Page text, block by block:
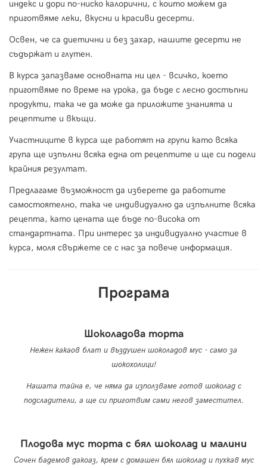
индекс и дори по-ниско калорични, с които можем да
приготвяме леки, вкусни и красиви десерти.
Освен, че са диетични и без захар, нашите десерти не
съдържат и глутен.
В курса запазваме основната ни цел - всичко, което
приготвяме по време на урока, да бъде с лесно достъпни
продукти, така че да може да приложите знанията и
рецептите и вкъщи.
Участниците в курса ще работят на групи като всяка
група ще изпълни всяка една от рецептите и ще си подели
крайния резултат.
Предлагаме възможност да изберете да работите
самостоятелно, така че индивидуално да изпълните всяка
рецепта, като цената ще бъде по-висока от
стандартната. При интерес за индивидуално участие в
курса, моля свържете се с нас за повече информация.
Програма
Шоколадова торта
Нежен какаов блат и въздушен шоколадов мус - само за
шокохолици!
Нашата тайна е, че няма да използваме готов шоколад с
подсладители, а ще си приготвим сами негов заместител.
Плодова мус торта с бял шоколад и малини
Сочен бадемов дакоаз, крем с домашен бял шоколад и пухкав мус